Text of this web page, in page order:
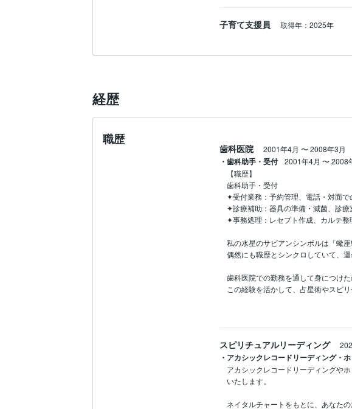
子育て支援員 取得年：2025年
経歴
職歴
歯科医院 2001年4月 〜2008年3月
・歯科助手・受付 2001年4月 〜2008
【職歴】
歯科助手・受付
✦受付業務：予約管理、電話・対面で
✦診療補助：器具の準備・滅菌、診
✦事務処理：レセプト作成、カルテ整
私の水星のサビアンシンボルは「蠍座
偶然にも職歴とシンクロしていて、
歯科医院での勤務を通して身につけ
この経験を活かして、占星術やスピ
スピリチュアルリーディング
・アカシックレコードリーディング・
アカシックレコードリーディングや
いたします。
ネイタルチャートをもとに、あなた